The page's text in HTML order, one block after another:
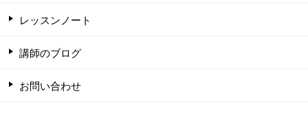
レッスンノート
講師のブログ
お問い合わせ